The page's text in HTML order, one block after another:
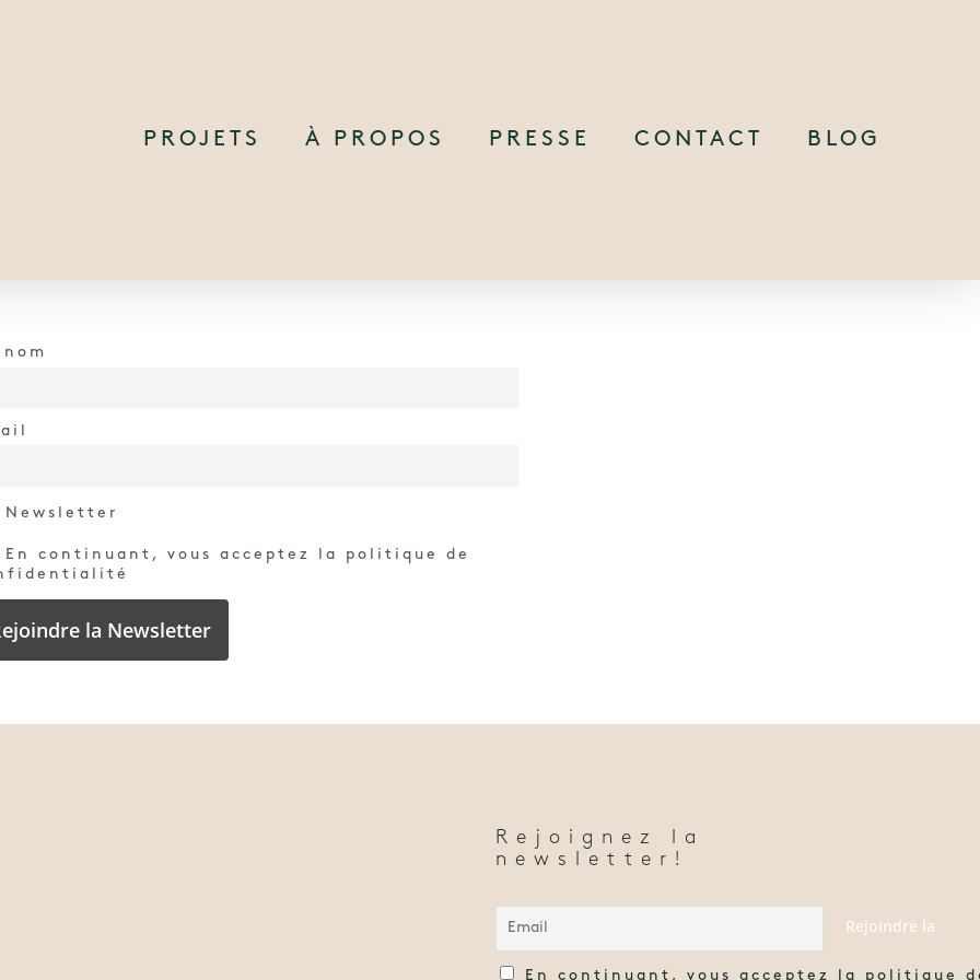
PROJETS À PROPOS PRESSE CONTACT BLOG
Newsletter
En continuant, vous acceptez la politique de
Rejoignez la
newsletter!
En continuant, vous acceptez la politique